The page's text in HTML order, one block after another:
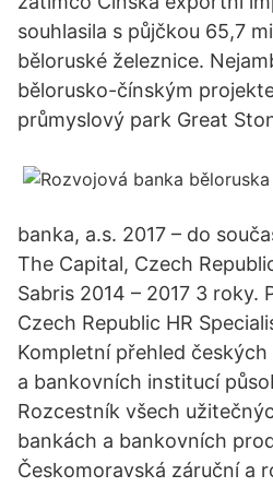
souhlasila s půjčkou 65,7
běloruské železnice.
bělorusko-čínským
průmyslový park Great
banka, a.s. 2017 – do
The Capital, Czech
Sabris 2014 – 2017 3 roky.
Czech Republic HR
Kompletní přehled
a bankovních institucí
Rozcestník všech
bankách a bankovních
Českomoravská záruční a